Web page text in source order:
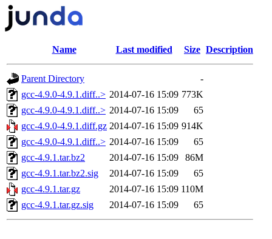
Name Last modified Size Description
Parent Directory
-
gcc-4.9.0-4.9.1.diff..> 2014-07-16 15:09 773K
gcc-4.9.0-4.9.1.diff..> 2014-07-16 15:09
65
gcc-4.9.0-4.9.1.diff.gz 2014-07-16 15:09 914K
gcc-4.9.0-4.9.1.diff..> 2014-07-16 15:09
65
gcc-4.9.1.tar.bz2
2014-07-16 15:09
86M
gcc-4.9.1.tar.bz2.sig
2014-07-16 15:09
65
gcc-4.9.1.tar.gz
2014-07-16 15:09 110M
gcc-4.9.1.tar.gz.sig
2014-07-16 15:09 65